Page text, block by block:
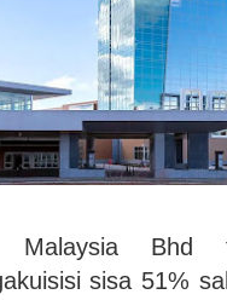
Malaysia Bhd
sisa 51%